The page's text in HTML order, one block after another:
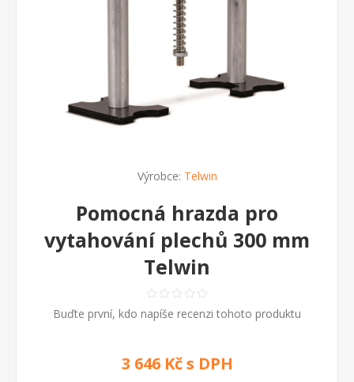
Výrobce: Telwin
Pomocná hrazda pro
vytahování plechů 300 mm
Telwin
Buďte první, kdo napíše recenzi tohoto produktu
3 646 Kč s DPH